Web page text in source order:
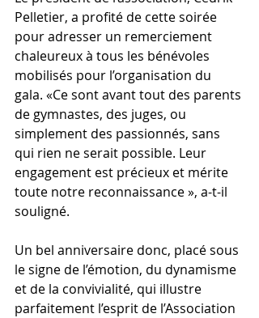
Pelletier, a profité de cette soirée
pour adresser un remerciement
chaleureux à tous les bénévoles
mobilisés pour l’organisation du
gala. «Ce sont avant tout des parents
de gymnastes, des juges, ou
simplement des passionnés, sans
qui rien ne serait possible. Leur
engagement est précieux et mérite
toute notre reconnaissance », a-t-il
souligné.
Un bel anniversaire donc, placé sous
le signe de l’émotion, du dynamisme
et de la convivialité, qui illustre
parfaitement l’esprit de l’Association